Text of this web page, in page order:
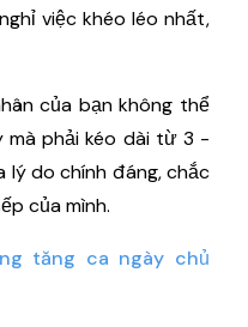
việc khéo léo nhất,
của bạn không thể
mà phải kéo dài từ 3 -
do chính đáng, chắc
của mình.
tăng ca ngày chủ